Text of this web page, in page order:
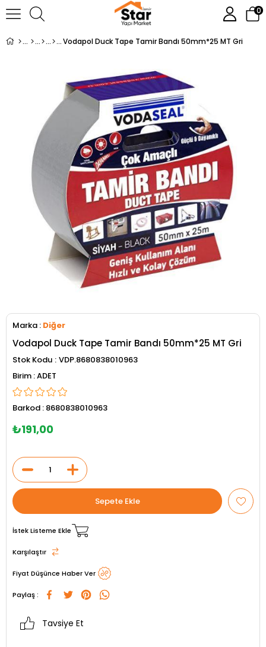
0
Vodapol Duck Tape Tamir Bandı 50mm*25 MT Gri
Marka : Diğer
Vodapol Duck Tape Tamir Bandı 50mm*25 MT Gri
Stok Kodu VDP.8680838010963
ADET
Barkod : 8680838010963
₺191,00
İstek Listeme Ekle
Karşılaştır
Fiyat Düşünce Haber Ver
Paylaş :
Tavsiye Et